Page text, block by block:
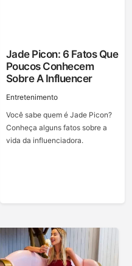
Jade Picon: 6 Fatos Que
Poucos Conhecem
Sobre A Influencer
Entretenimento
Você sabe quem é Jade Picon?
Conheça alguns fatos sobre a
vida da influenciadora.